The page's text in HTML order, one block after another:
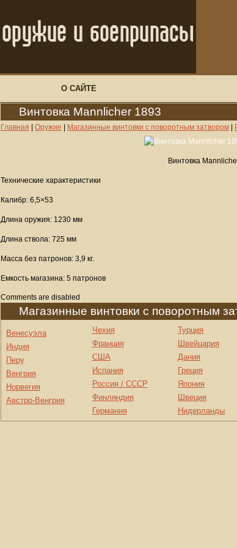
О САЙТЕ
Винтовка Mannlicher 1893
Главная Оружие Магазинные винтовки с поворотным затвором
Винтовка
Технические характеристики
Калибр: 6,5×53
Длина оружия: 1230 мм
Длина ствола: 725 мм
Масса без патронов: 3,9 кг.
Емкость магазина: 5 патронов
Comments are disabled
Магазинные винтовки с поворотным
Венесуэла
Индия
Перу
Венгрия
Норвегия
Австро-Венгрия
Чехия
Франция
США
Испания
Россия / СССР
Финляндия
Германия
Турция
Швейцария
Дания
Греция
Япония
Швеция
Нидерланды